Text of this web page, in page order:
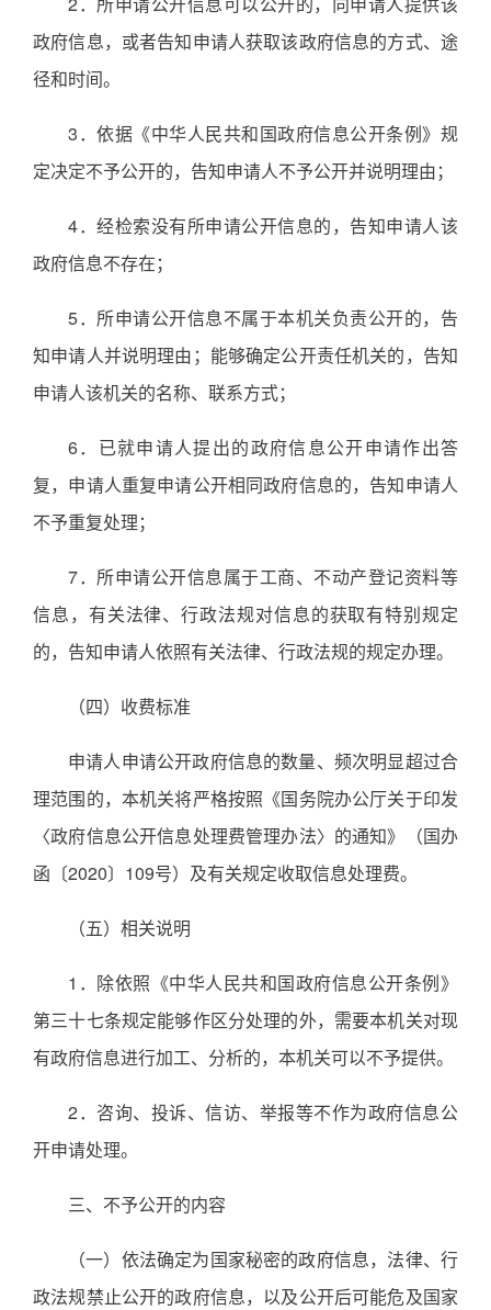
政府信息，或者告知申请人获取该政府信息的方式、途
径和时间。
3．依据《中华人民共和国政府信息公开条例》规
定决定不予公开的，告知申请人不予公开并说明理由；
4．经检索没有所申请公开信息的，告知申请人该
政府信息不存在；
5．所申请公开信息不属于本机关负责公开的，告
知申请人并说明理由；能够确定公开责任机关的，告知
申请人该机关的名称、联系方式；
6．已就申请人提出的政府信息公开申请作出答
复，申请人重复申请公开相同政府信息的，告知申请人
不予重复处理；
7．所申请公开信息属于工商、不动产登记资料等
信息，有关法律、行政法规对信息的获取有特别规定
的，告知申请人依照有关法律、行政法规的规定办理。
（四）收费标准
申请人申请公开政府信息的数量、频次明显超过合
理范围的，本机关将严格按照《国务院办公厅关于印发
〈政府信息公开信息处理费管理办法〉的通知》（国办
函〔2020〕109号）及有关规定收取信息处理费。
（五）相关说明
1．除依照《中华人民共和国政府信息公开条例》
第三十七条规定能够作区分处理的外，需要本机关对现
有政府信息进行加工、分析的，本机关可以不予提供。
2．咨询、投诉、信访、举报等不作为政府信息公
开申请处理。
三、不予公开的内容
（一）依法确定为国家秘密的政府信息，法律、行
政法规禁止公开的政府信息，以及公开后可能危及国家